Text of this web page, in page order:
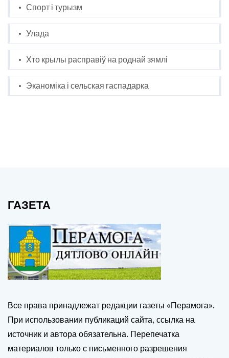
Спорт і турызм
Улада
Хто крылы расправіў на роднай зямлі
Эканоміка і сельская гаспадарка
ГАЗЕТА
Все права принадлежат редакции газеты «Перамога».
При использовании публикаций сайта, ссылка на
источник и автора обязательна. Перепечатка
материалов только с письменного разрешения